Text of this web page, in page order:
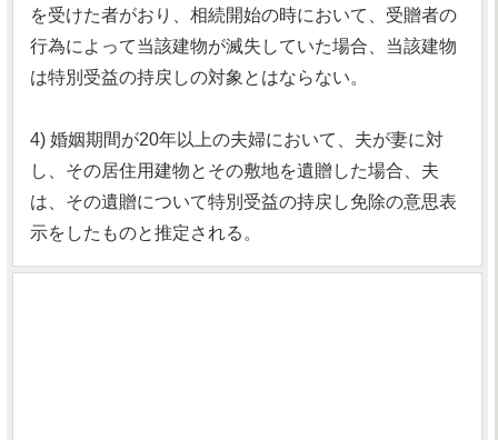
を受けた者がおり、相続開始の時において、受贈者の
行為によって当該建物が滅失していた場合、当該建物
は特別受益の持戻しの対象とはならない。
4) 婚姻期間が20年以上の夫婦において、夫が妻に対
し、その居住用建物とその敷地を遺贈した場合、夫
は、その遺贈について特別受益の持戻し免除の意思表
示をしたものと推定される。